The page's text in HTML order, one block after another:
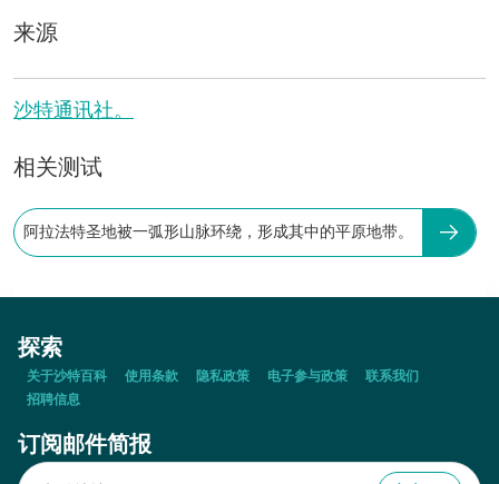
来源
沙特通讯社。
相关测试
阿拉法特圣地被一弧形山脉环绕，形成其中的平原地带。
探索
关于沙特百科 使用条款 隐私政策 电子参与政策
联系我们
招聘信息
订阅邮件简报